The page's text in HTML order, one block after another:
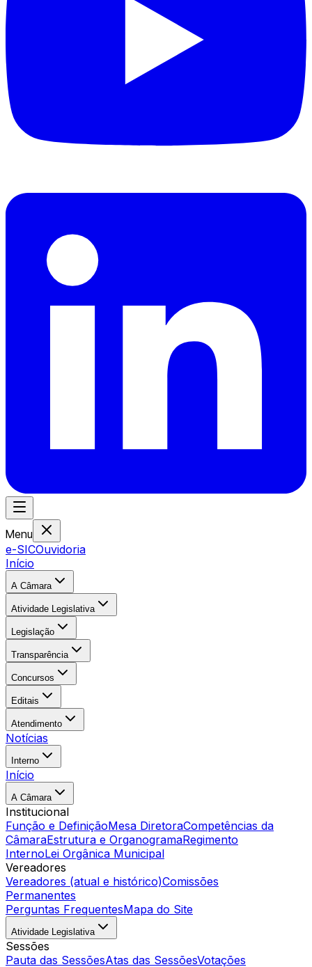
Menu
e-SICOuvidoria
Início
A Câmara
Atividade Legislativa
Legislação
Transparência
Concursos
Editais
Atendimento
Notícias
Interno
Início
A Câmara
Institucional
Função e DefiniçãoMesa DiretoraCompetências da
CâmaraEstrutura e OrganogramaRegimento
InternoLei Orgânica Municipal
Vereadores
Vereadores (atual e histórico)Comissões
Permanentes
Perguntas FrequentesMapa do Site
Atividade Legislativa
Sessões
Pauta das SessõesAtas das SessõesVotações